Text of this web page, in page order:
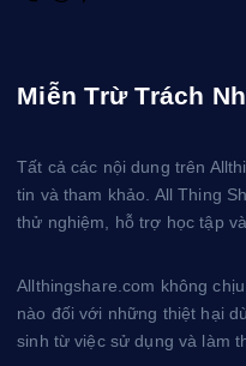
l
x
e
Miễn Trừ Trách
Tất cả các nội dung trên
tin và tham khảo. All Thing
thử nghiệm, hỗ trợ học tập
Allthingshare.com không
nào đối với những thiệt hại
sinh từ việc sử dụng và làm